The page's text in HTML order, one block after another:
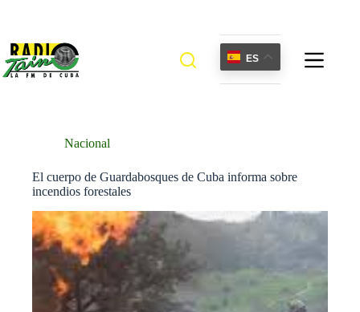
ES
Nacional
El cuerpo de Guardabosques de Cuba informa sobre
incendios forestales